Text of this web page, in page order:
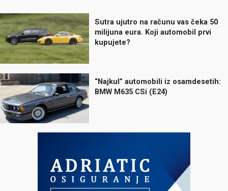
Sutra ujutro na računu vas čeka 50
milijuna eura. Koji automobil prvi
kupujete?
“Najkul” automobili iz osamdesetih:
BMW M635 CSi (E24)